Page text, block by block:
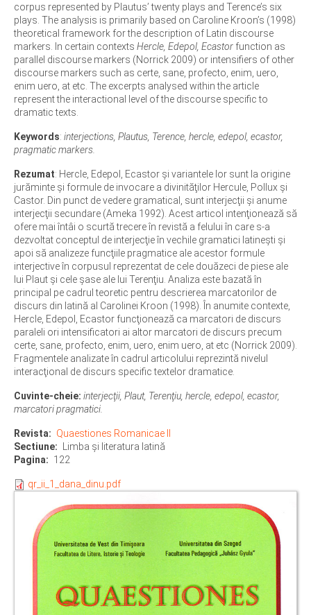
corpus represented by Plautus’ twenty plays and Terence’s six
plays. The analysis is primarily based on Caroline Kroon’s (1998)
theoretical framework for the description of Latin discourse
markers. In certain contexts Hercle, Edepol, Ecastor function as
parallel discourse markers (Norrick 2009) or intensifiers of other
discourse markers such as certe, sane, profecto, enim, uero,
enim uero, at etc. The excerpts analysed within the article
represent the interactional level of the discourse specific to
dramatic texts.
Keywords: interjections, Plautus, Terence, hercle, edepol, ecastor,
pragmatic markers.
Rezumat: Hercle, Edepol, Ecastor şi variantele lor sunt la origine
jurăminte şi formule de invocare a divinităţilor Hercule, Pollux şi
Castor. Din punct de vedere gramatical, sunt interjecţii şi anume
interjecţii secundare (Ameka 1992). Acest articol intenţionează să
ofere mai întâi o scurtă trecere în revistă a felului în care s-a
dezvoltat conceptul de interjecţie în vechile gramatici latineşti şi
apoi să analizeze funcţiile pragmatice ale acestor formule
interjective în corpusul reprezentat de cele douăzeci de piese ale
lui Plaut şi cele şase ale lui Terenţiu. Analiza este bazată în
principal pe cadrul teoretic pentru descrierea marcatorilor de
discurs din latină al Carolinei Kroon (1998). În anumite contexte,
Hercle, Edepol, Ecastor funcţionează ca marcatori de discurs
paraleli ori intensificatori ai altor marcatori de discurs precum
certe, sane, profecto, enim, uero, enim uero, at etc (Norrick 2009).
Fragmentele analizate în cadrul articolului reprezintă nivelul
interacţional de discurs specific textelor dramatice.
Cuvinte-cheie: interjecţii, Plaut, Terenţiu, hercle, edepol, ecastor,
marcatori pragmatici.
Revista
Quaestiones Romanicae II
Sectiune
Limba şi literatura latină
Pagina
122
qr_ii_1_dana_dinu.pdf